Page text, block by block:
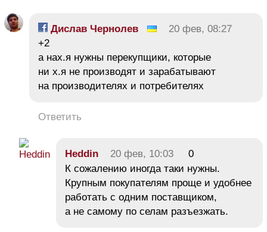
Дислав Чернолев
20 фев, 08:27
+2
а нах.я нужны перекупщики, которые
ни х.я не производят и зарабатывают
на производителях и потребителях
Ответить
Heddin 20 фев, 10:03
0
К сожалению иногда таки нужны.
Крупным покупателям проще и удобнее
работать с одним поставщиком,
а не самому по селам разъезжать.